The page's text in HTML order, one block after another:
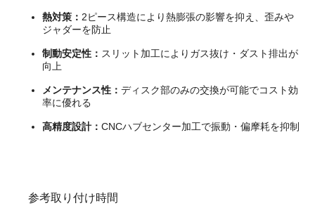
熱対策： 2ピース構造により熱膨張の影響を抑え、歪みや
ジャダーを防止
制動安定性： スリット加工によりガス抜け・ダスト排出が
向上
メンテナンス性： ディスク部のみの交換が可能でコスト効
率に優れる
高精度設計： CNCハブセンター加工で振動・偏摩耗を抑制
参考取り付け時間